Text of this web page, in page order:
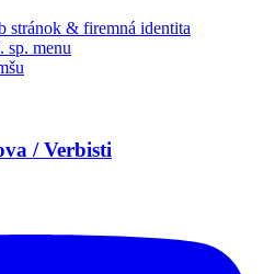
stránok & firemná identita
sp. menu
/ Verbisti